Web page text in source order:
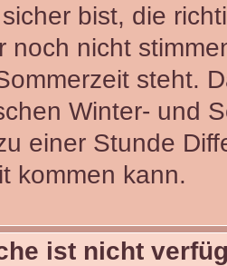
bist, die
noch nicht
steht.
Winter- und
einer Stunde
kommen kann.
ist nicht